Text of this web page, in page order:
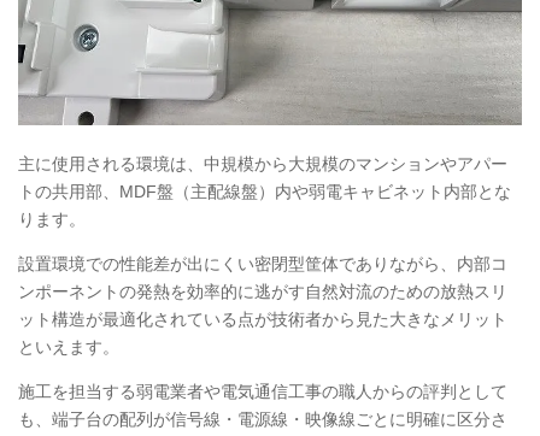
主に使用される環境は、中規模から大規模のマンションやアパー
トの共用部、MDF盤（主配線盤）内や弱電キャビネット内部とな
ります。
設置環境での性能差が出にくい密閉型筐体でありながら、内部コ
ンポーネントの発熱を効率的に逃がす自然対流のための放熱スリ
ット構造が最適化されている点が技術者から見た大きなメリット
といえます。
施工を担当する弱電業者や電気通信工事の職人からの評判として
も、端子台の配列が信号線・電源線・映像線ごとに明確に区分さ